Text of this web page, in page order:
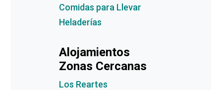
Comidas para Llevar
Heladerías
Alojamientos
Zonas Cercanas
Los Reartes